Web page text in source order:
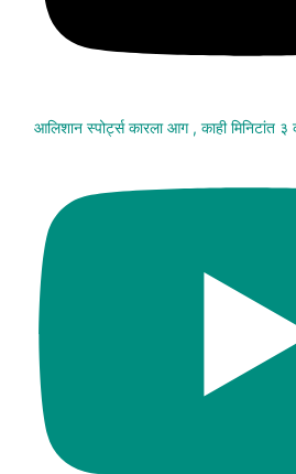
आलिशान स्पोर्ट्स कारला आग , काही मिनिटांत